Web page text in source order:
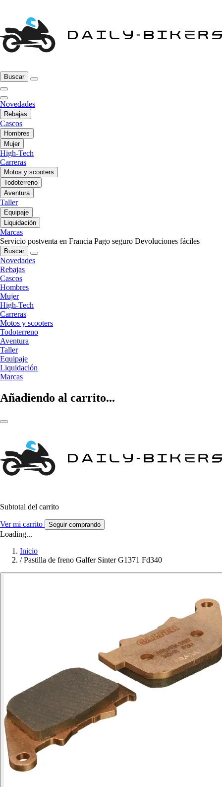
Buscar
Novedades
Rebajas
Cascos
Hombres
Mujer
High-Tech
Carreras
Motos y scooters
Todoterreno
Aventura
Taller
Equipaje
Liquidación
Marcas
Servicio postventa en Francia Pago seguro Devoluciones fáciles
Buscar
Novedades
Rebajas
Cascos
Hombres
Mujer
High-Tech
Carreras
Motos y scooters
Todoterreno
Aventura
Taller
Equipaje
Liquidación
Marcas
Añadiendo al carrito...
Subtotal del carrito
Ver mi carrito Seguir comprando
Loading...
Inicio
/ Pastilla de freno Galfer Sinter G1371 Fd340